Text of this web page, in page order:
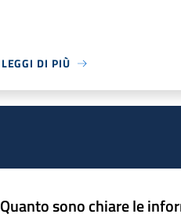
LEGGI DI PIÙ
Quanto sono chiare le